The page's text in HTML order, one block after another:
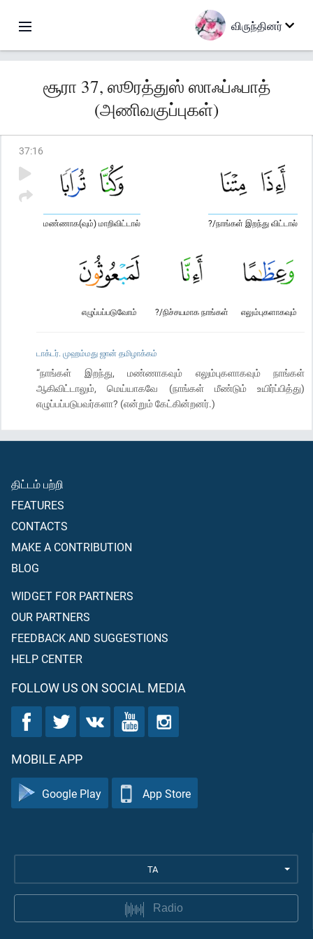
விருந்தினர்
சூரா 37, ஸூரத்துஸ் ஸாஃப்ஃபாத்
(அணிவகுப்புகள்)
37:16
?/நாங்கள் இறந்து விட்டால்
மண்ணாக(வும்) மாறிவிட்டால்
எலும்புகளாகவும்
?/நிச்சயமாக நாங்கள்
எழுப்பப்படுவோம்
டாக்டர். முஹம்மது ஜான் தமிழாக்கம்
“நாங்கள் இறந்து, மண்ணாகவும் எலும்புகளாகவும் நாங்கள்
ஆகிவிட்டாலும், மெய்யாகவே (நாங்கள் மீண்டும் உயிர்ப்பித்து)
எழுப்பப்படுபவர்களா? (என்றும் கேட்கின்றனர்.)
திட்டம் பற்றி
FEATURES
CONTACTS
MAKE A CONTRIBUTION
BLOG
WIDGET FOR PARTNERS
OUR PARTNERS
FEEDBACK AND SUGGESTIONS
HELP CENTER
FOLLOW US ON SOCIAL MEDIA
MOBILE APP
Google Play App Store
TA
Radio